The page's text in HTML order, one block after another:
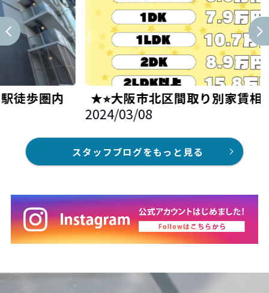
★⭐︎大阪市北区間取り別家賃相場⭐︎★
2024/03/08
スタッフブログをもっと見る